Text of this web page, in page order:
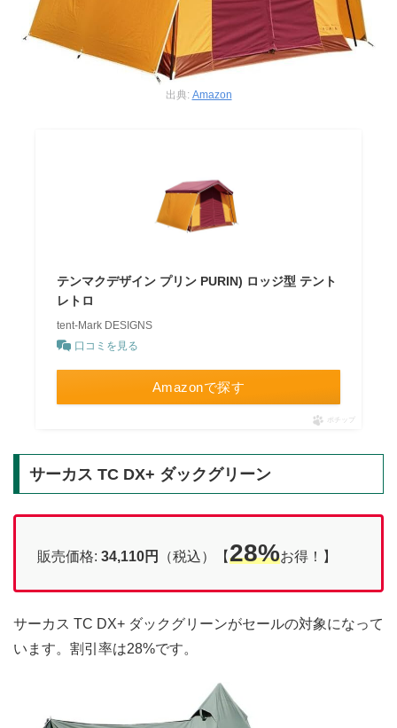
出典: Amazon
テンマクデザイン プリン PURIN) ロッジ型 テント
レトロ
tent-Mark DESIGNS
口コミを見る
Amazonで探す
ポチップ
サーカス TC DX+ ダックグリーン
販売価格: 34,110円 （税込）【28%お得！】
サーカス TC DX+ ダックグリーンがセールの対象になって
います。割引率は28%です。